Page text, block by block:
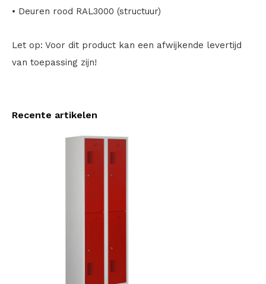
• Deuren rood RAL3000 (structuur)
Let op: Voor dit product kan een afwijkende levertijd
van toepassing zijn!
Recente artikelen